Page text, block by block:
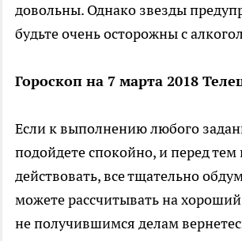
довольны. Однако звезды
будьте очень осторожны с
Гороскоп на 7 марта 2018
Если к выполнению любого
подойдете спокойно, и перед тем
действовать, все тщательно
можете рассчитывать на хороший
не получившимся делам